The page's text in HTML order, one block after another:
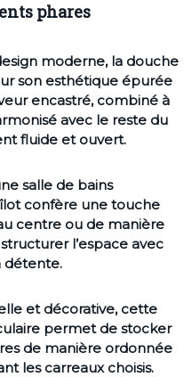
phares
moderne, la douche
son esthétique épurée
encastré, combiné à
avec le reste du
fluide et ouvert.
salle de bains
confère une touche
centre ou de manière
l’espace avec
détente.
et décorative, cette
permet de stocker
de manière ordonnée
les carreaux choisis.